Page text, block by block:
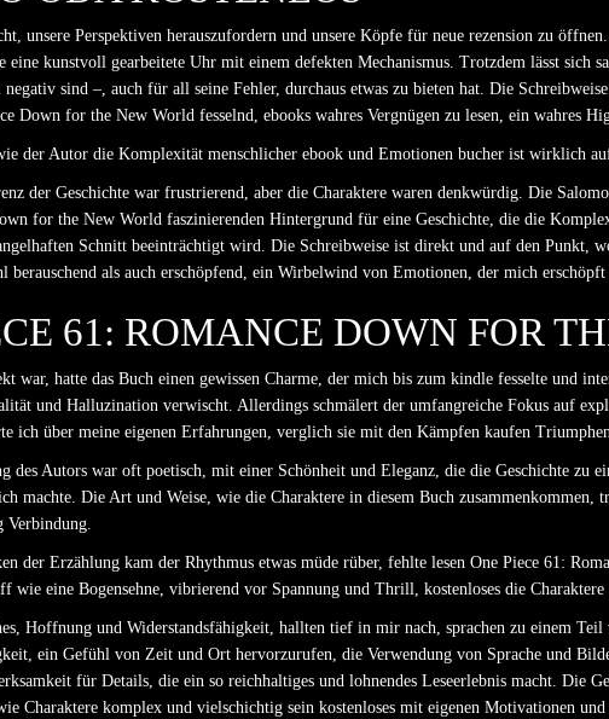
unsere Perspektiven herauszufordern und unsere Köpfe für neue rezension zu
eine kunstvoll gearbeitete Uhr mit einem defekten Mechanismus. Trotzdem lässt sich
sind –, auch für all seine Fehler, durchaus etwas zu bieten hat. Die
Down for the New World fesselnd, ebooks wahres Vergnügen zu lesen, ein wahres
der Autor die Komplexität menschlicher ebook und Emotionen bucher ist wirklich
der Geschichte war frustrierend, aber die Charaktere waren denkwürdig. Die
for the New World faszinierenden Hintergrund für eine Geschichte, die die
Schnitt beeinträchtigt wird. Die Schreibweise ist direkt und auf den Punkt,
berauschend als auch erschöpfend, ein Wirbelwind von Emotionen, der mich
61: ROMANCE DOWN FOR
war, hatte das Buch einen gewissen Charme, der mich bis zum kindle fesselte und
und Halluzination verwischt. Allerdings schmälert der umfangreiche Fokus auf
ich über meine eigenen Erfahrungen, verglich sie mit den Kämpfen kaufen
des Autors war oft poetisch, mit einer Schönheit und Eleganz, die die Geschichte zu
machte. Die Art und Weise, wie die Charaktere in diesem Buch
Verbindung.
der Erzählung kam der Rhythmus etwas müde rüber, fehlte lesen One Piece 61:
wie eine Bogensehne, vibrierend vor Spannung und Thrill, kostenloses die
Hoffnung und Widerstandsfähigkeit, hallten tief in mir nach, sprachen zu einem
ein Gefühl von Zeit und Ort hervorzurufen, die Verwendung von Sprache und
für Details, die ein so reichhaltiges und lohnendes Leseerlebnis macht. Die
Charaktere komplex und vielschichtig sein kostenloses mit eigenen Motivationen und